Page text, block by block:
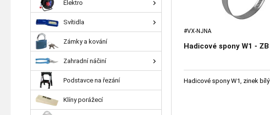
#VX-NJNA
Hadicové spony W1 - ZB
Hadicové spony W1, zinek bílý
Elektro
Svítidla
Zámky a kování
Zahradní náčiní
Podstavce na řezání
Klíny porážecí